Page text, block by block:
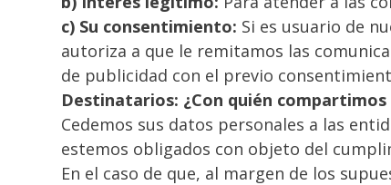
c) Su consentimiento: Si es usuario de
autoriza a que le remitamos las
de publicidad con el previo
Destinatarios: ¿Con quién compartimos
Cedemos sus datos personales a las
estemos obligados con objeto del
En el caso de que, al margen de los